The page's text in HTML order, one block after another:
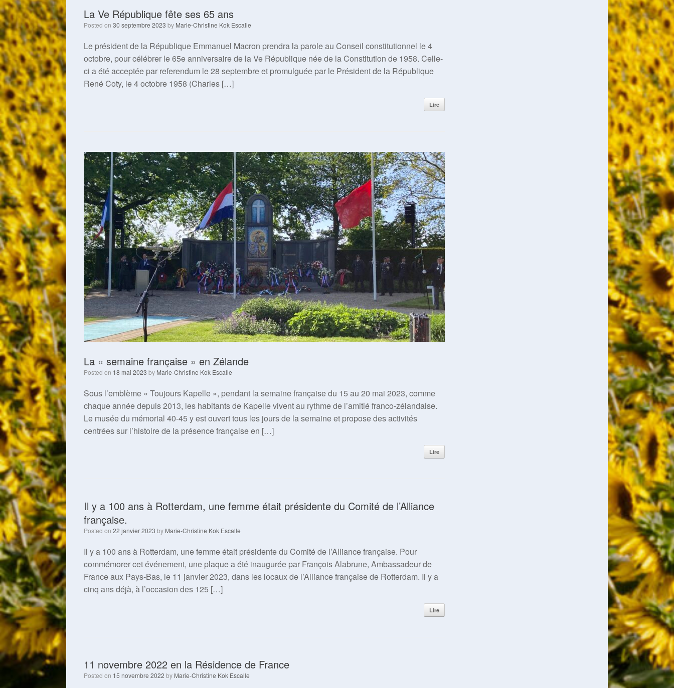
La Ve République fête ses 65 ans
Posted on 30 septembre 2023 by Marie-Christine Kok Escalle
Le président de la République Emmanuel Macron prendra la parole au Conseil constitutionnel le 4
octobre, pour célébrer le 65e anniversaire de la Ve République née de la Constitution de 1958. Celle-
ci a été acceptée par referendum le 28 septembre et promulguée par le Président de la République
René Coty, le 4 octobre 1958 (Charles […]
Lire
La « semaine française » en Zélande
Posted on 18 mai 2023 by Marie-Christine Kok Escalle
Sous l’emblème « Toujours Kapelle », pendant la semaine française du 15 au 20 mai 2023, comme
chaque année depuis 2013, les habitants de Kapelle vivent au rythme de l’amitié franco-zélandaise.
Le musée du mémorial 40-45 y est ouvert tous les jours de la semaine et propose des activités
centrées sur l’histoire de la présence française en […]
Lire
Il y a 100 ans à Rotterdam, une femme était présidente du Comité de l’Alliance
française.
Posted on 22 janvier 2023 by Marie-Christine Kok Escalle
Il y a 100 ans à Rotterdam, une femme était présidente du Comité de l’Alliance française. Pour
commémorer cet événement, une plaque a été inaugurée par François Alabrune, Ambassadeur de
France aux Pays-Bas, le 11 janvier 2023, dans les locaux de l’Alliance française de Rotterdam. Il y a
cinq ans déjà, à l’occasion des 125 […]
Lire
11 novembre 2022 en la Résidence de France
Posted on 15 novembre 2022 by Marie-Christine Kok Escalle